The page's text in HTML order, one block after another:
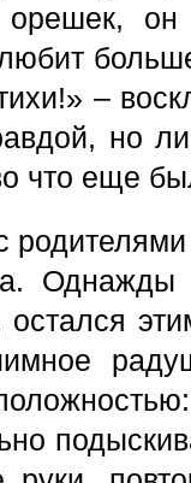
орешек,
–
но
что еще
остался